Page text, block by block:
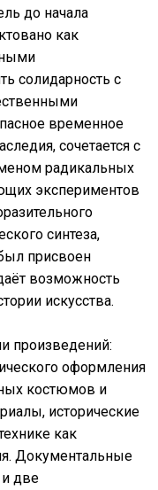
до начала
как
солидарность с
временное
сочетается с
радикальных
экспериментов
синтеза,
присвоен
возможность
искусства.
произведений:
оформления
костюмов и
исторические
как
Документальные
и две